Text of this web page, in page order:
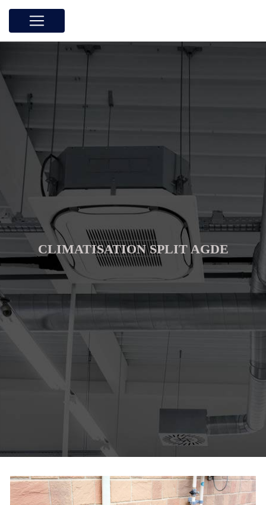
Panneau de gestion des cookies
CLIMATISATION SPLIT AGDE